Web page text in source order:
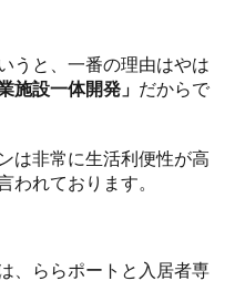
うと、一番の理由はやは
施設一体開発」 だからで
は非常に生活利便性が高
われております。
、ららポートと入居者専